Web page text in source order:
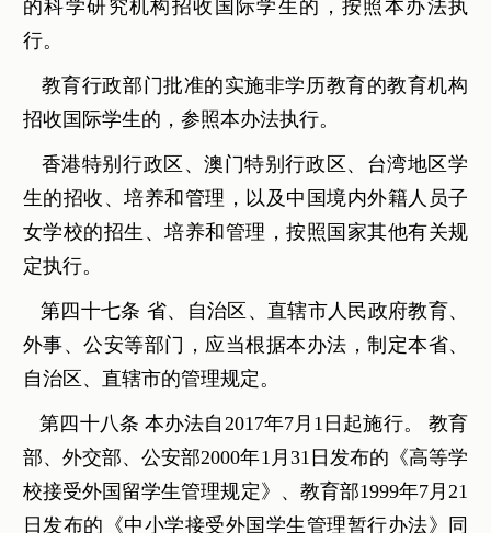
的科学研究机构招收国际学生的，按照本办法执
行。
教育行政部门批准的实施非学历教育的教育机构
招收国际学生的，参照本办法执行。
香港特别行政区、澳门特别行政区、台湾地区学
生的招收、培养和管理，以及中国境内外籍人员子
女学校的招生、培养和管理，按照国家其他有关规
定执行。
第四十七条 省、自治区、直辖市人民政府教育、
外事、公安等部门，应当根据本办法，制定本省、
自治区、直辖市的管理规定。
第四十八条 本办法自2017年7月1日起施行。 教育
部、外交部、公安部2000年1月31日发布的《高等学
校接受外国留学生管理规定》、教育部1999年7月21
日发布的《中小学接受外国学生管理暂行办法》同